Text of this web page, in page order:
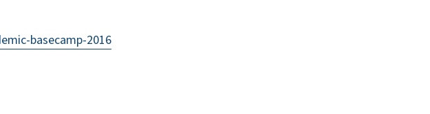
basecamp-2016